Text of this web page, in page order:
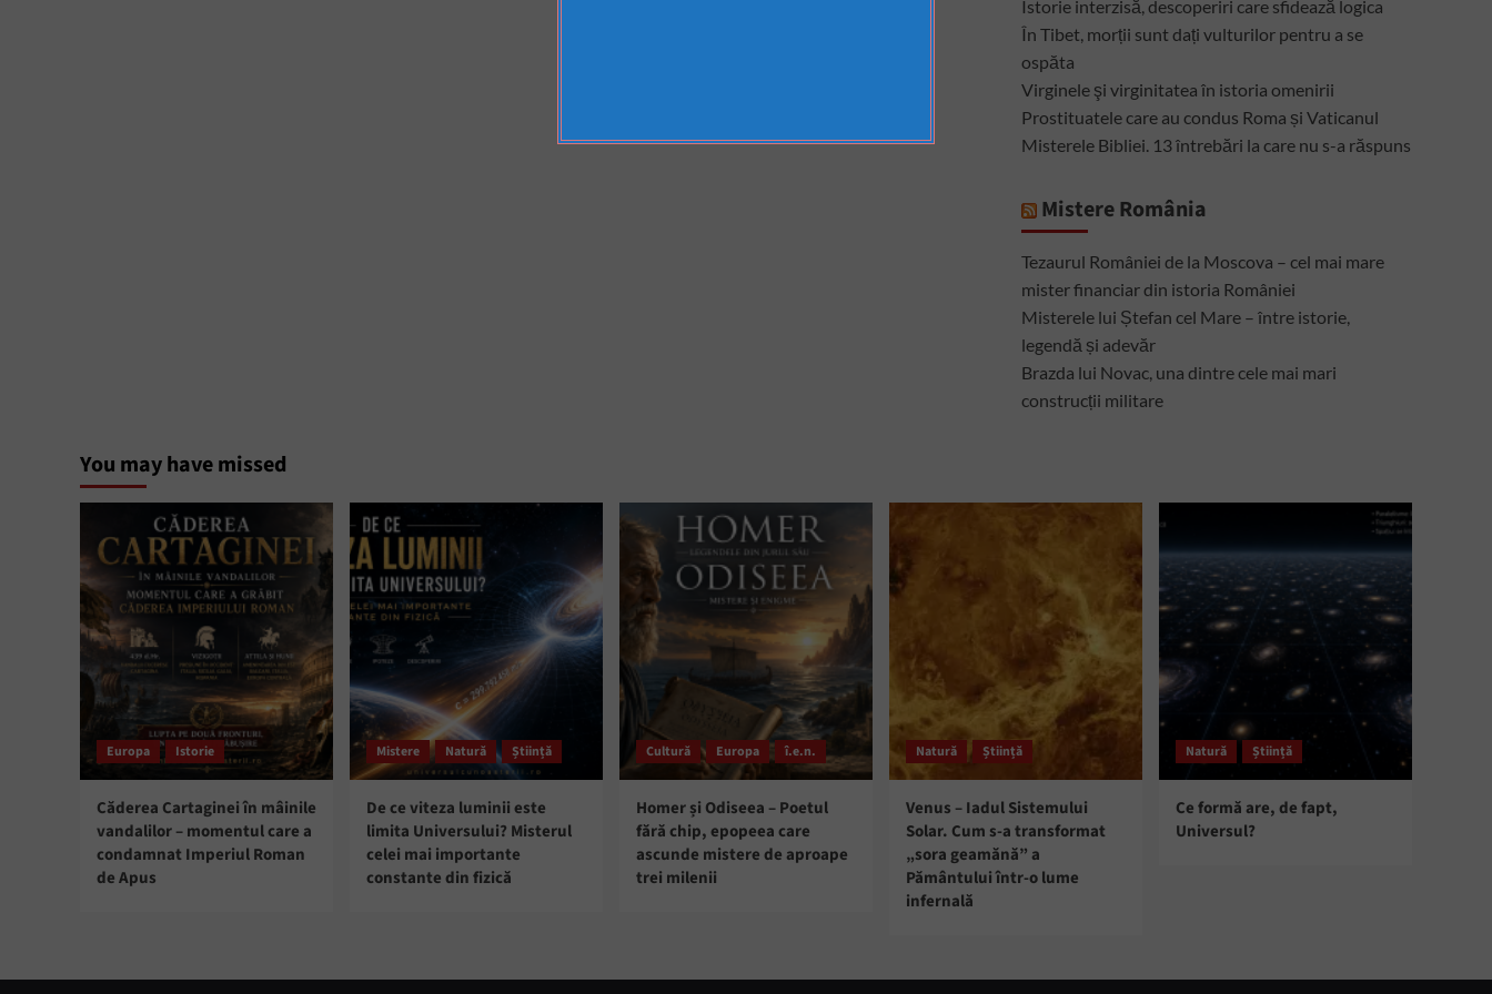
Istorie interzisă, descoperiri care sfidează logica
În Tibet, morții sunt dați vulturilor pentru a se
ospăta
Virginele şi virginitatea în istoria omenirii
Prostituatele care au condus Roma și Vaticanul
Misterele Bibliei. 13 întrebări la care nu s-a răspuns
Mistere România
Tezaurul României de la Moscova – cel mai mare
mister financiar din istoria României
Misterele lui Ștefan cel Mare – între istorie,
legendă și adevăr
Brazda lui Novac, una dintre cele mai mari
construcții militare
You may have missed
Europa Istorie
Căderea Cartaginei în mâinile
vandalilor – momentul care a
condamnat Imperiul Roman
de Apus
Mistere Natură Știință
De ce viteza luminii este
limita Universului? Misterul
celei mai importante
constante din fizică
Cultură Europa î.e.n.
Homer și Odiseea – Poetul
fără chip, epopeea care
ascunde mistere de aproape
trei milenii
Natură Știință
Venus – Iadul Sistemului
Solar. Cum s-a transformat
„sora geamănă” a
Pământului într-o lume
infernală
Natură Știință
Ce formă are, de fapt,
Universul?